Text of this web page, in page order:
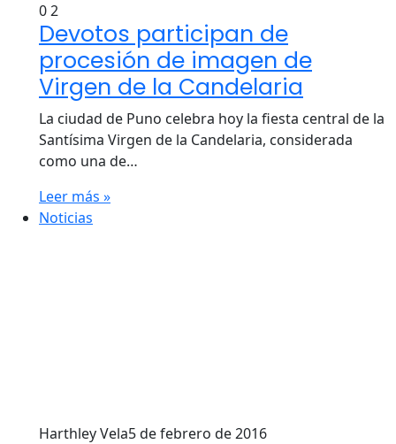
02
Devotos participan de
procesión de imagen de
Virgen de la Candelaria
La ciudad de Puno celebra hoy la fiesta central de la
Santísima Virgen de la Candelaria, considerada
como una de…
Leer más »
Noticias
Harthley Vela5 de febrero de 2016